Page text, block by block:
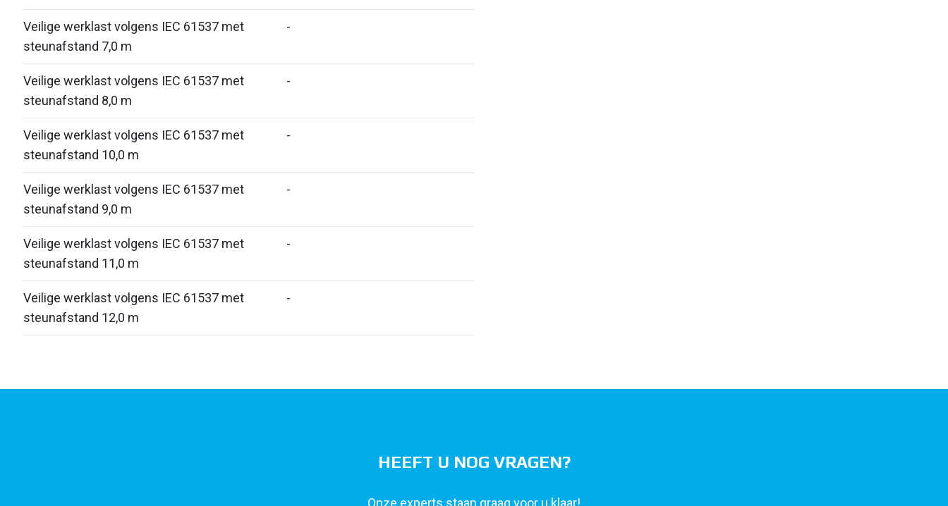
Veilige werklast volgens IEC 61537 met
steunafstand 7,0 m
-
Veilige werklast volgens IEC 61537 met
steunafstand 8,0 m
-
Veilige werklast volgens IEC 61537 met
steunafstand 10,0 m
-
Veilige werklast volgens IEC 61537 met
steunafstand 9,0 m
-
Veilige werklast volgens IEC 61537 met
steunafstand 11,0 m
-
Veilige werklast volgens IEC 61537 met
steunafstand 12,0 m
-
HEEFT U NOG VRAGEN?
Onze experts staan graag voor u klaar!